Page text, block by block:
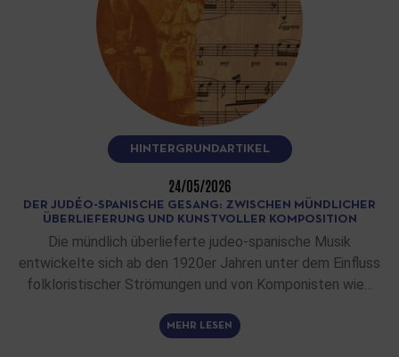
HINTERGRUNDARTIKEL
24/05/2026
DER JUDÉO-SPANISCHE GESANG: ZWISCHEN MÜNDLICHER
ÜBERLIEFERUNG UND KUNSTVOLLER KOMPOSITION
Die mündlich überlieferte judeo-spanische Musik
entwickelte sich ab den 1920er Jahren unter dem Einfluss
folkloristischer Strömungen und von Komponisten wie…
MEHR LESEN